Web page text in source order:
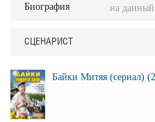
Биография на данный
СЦЕНАРИСТ
Байки Митяя (сериал)